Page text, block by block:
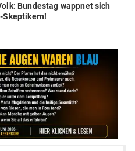
Bun­destag wappnet sich
Skeptikern!